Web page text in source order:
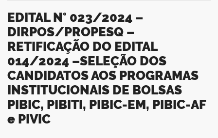
EDITAL N° 023/2024 –
DIRPOS/PROPESQ –
RETIFICAÇÃO DO EDITAL
014/2024 –SELEÇÃO DOS
CANDIDATOS AOS PROGRAMAS
INSTITUCIONAIS DE BOLSAS
PIBIC, PIBITI, PIBIC-EM, PIBIC-AF
e PIVIC